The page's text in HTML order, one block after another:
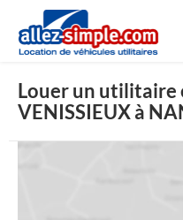
Louer un utilitaire
VENISSIEUX à